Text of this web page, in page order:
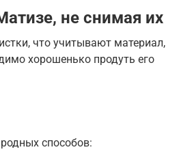
не снимая их
что учитывают материал,
хорошенько продуть его
способов: